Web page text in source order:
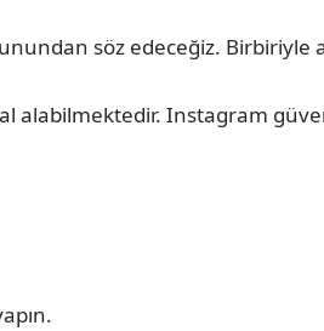
söz edeceğiz.
alabilmektedir. Instagram